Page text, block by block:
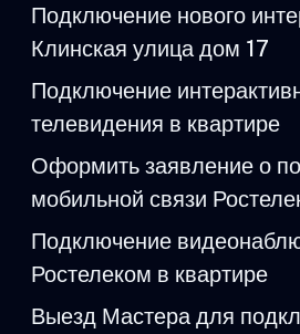
Подключение нового
Клинская улица дом 17
Подключение
телевидения в квартире
Оформить заявление о
мобильной связи
Подключение
Ростелеком в квартире
Выезд Мастера для